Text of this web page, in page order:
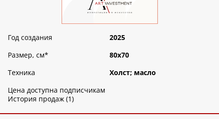
Год создания
2025
Размер, см*
80х70
Техника
Холст; масло
Цена доступна подписчикам
История продаж (1)